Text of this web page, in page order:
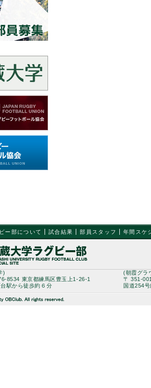
ー部について 試合結果 部員スタッフ 年間スケ
)
8534 東京都練馬区豊玉上1-26-1
駅から徒歩約６分
(朝霞グラ
〒 351-
国道254